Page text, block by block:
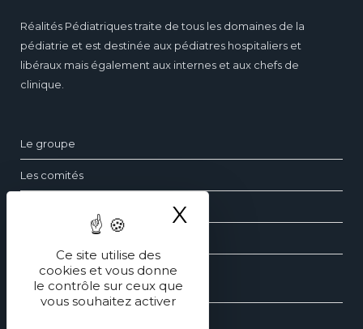
Ce site utilise des
cookies et vous donne
le contrôle sur ceux que
vous souhaitez activer
X Masquer le
Réalités Pédiatriques traite de tous les domaines de la
pédiatrie et est destinée aux pédiatres hospitaliers et
libéraux mais également aux internes et aux chefs de
clinique.
Le groupe
Les comités
Les dossiers de pédiatrie